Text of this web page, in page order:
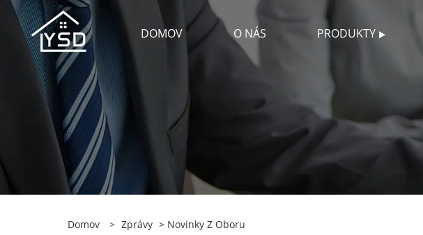
DOMOV O NÁS PRODUKTY
Domov > Zprávy > Novinky Z Oboru